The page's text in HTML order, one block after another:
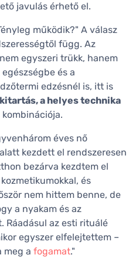
javulás érhető el.
működik?" A válasz
függ. Az
nem egyszeri trükk, hanem
és a
edzésnél is, itt is
kitartás, a helyes technika
éves nő
kezdett el rendszeresen
bezárva kezdtem el
és
nem hittem benne, de
a nyakam és az
Ráadásul az esti rituálé
egyszer elfelejtettem –
meg a fogamat."